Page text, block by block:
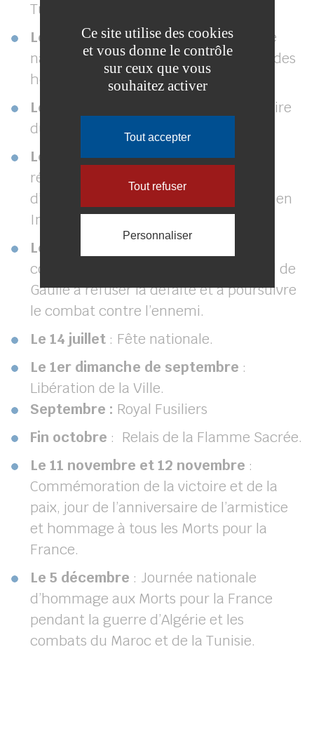
Tunisie et au Maroc.
Le dernier dimanche d’avril: Journée
nationale du souvenir des victimes et des
héros de la déportation.
Le 8 mai
: commémoration de la victoire
du 8 mai 1945.
Le 8 juin: Journée nationale de la
résistance et journée nationale
d’hommage aux Morts pour la France en
Indochine.
Le 18 juin
commémorative de l’appel du général de
Gaulle à refuser la défaite et à poursuivre
le combat contre l’ennemi.
Le 14 juillet : Fête nationale.
Le 1er dimanche de septembre :
Libération de la Ville.
Septembre : Royal Fusiliers
Fin octobre : Relais de la Flamme Sacrée.
Le 11 novembre et 12 novembre :
Commémoration de la victoire et de la
paix, jour de l’anniversaire de l’armistice
et hommage à tous les Morts pour la
France.
Le 5 décembre : Journée nationale
d’hommage aux Morts pour la France
pendant la guerre d’Algérie et les
combats du Maroc et de la Tunisie.
Ce site utilise des cookies
et vous donne le contrôle
sur ceux que vous
souhaitez activer
Tout accepter
Tout refuser
Personnaliser